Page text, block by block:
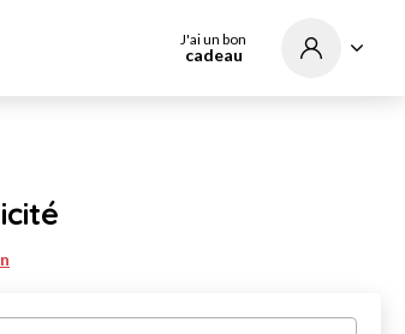
J'ai un bon
cadeau